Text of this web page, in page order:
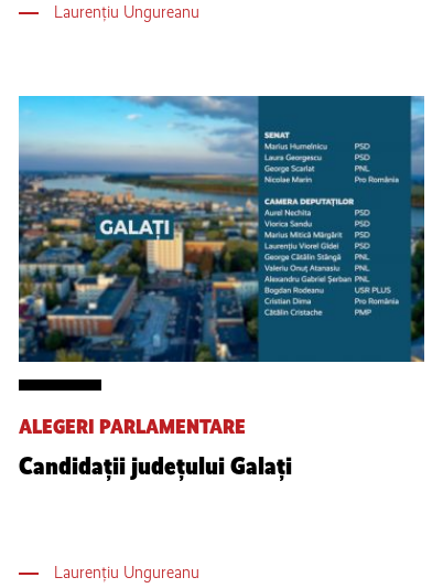
Laurențiu Ungureanu
ALEGERI PARLAMENTARE
Candidații județului Galați
Laurențiu Ungureanu